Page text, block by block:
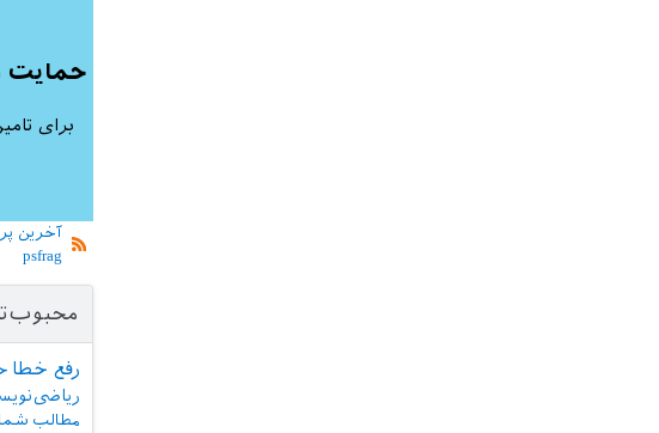
حمایت
برای
آخرین
psfrag
رفع خطا
مطالب